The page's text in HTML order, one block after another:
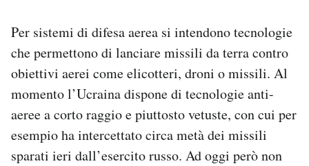
Per sistemi di difesa aerea si intendono tecnologie
che permettono di lanciare missili da terra contro
obiettivi aerei come elicotteri, droni o missili. Al
momento l’Ucraina dispone di tecnologie anti-
aeree a corto raggio e piuttosto vetuste, con cui per
esempio ha intercettato circa metà dei missili
sparati ieri dall’esercito russo. Ad oggi però non